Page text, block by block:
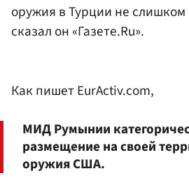
оружия в Турции не
сказал он «Газете.Ru».
Как пишет EurActiv.com,
МИД Румынии
размещение на своей
оружия США.